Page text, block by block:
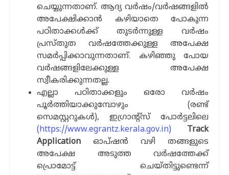
ചെയ്യുന്നതാണ്. ആദ്യ വര്‍ഷം/വര്‍ഷങ്ങളില്‍
അപേക്ഷിക്കാന്‍ കഴിയാതെ പോകുന്ന
പഠിതാക്കള്‍ക്ക് തുടര്‍ന്നുള്ള വര്‍ഷം
പ്രസ്തുത വര്‍ഷത്തേക്കുള്ള അപേക്ഷ
സമര്‍പ്പിക്കാവുന്നതാണ്. കഴിഞ്ഞു പോയ
വര്‍ഷങ്ങളിലേക്കുള്ള അപേക്ഷ
സ്വീകരിക്കുന്നതല്ല.
എല്ലാ പഠിതാക്കളും ഒരോ വര്‍ഷം
പൂര്‍ത്തിയാക്കുമ്പോഴും (രണ്ട്
സെമസ്റ്ററുകള്‍), ഇഗ്രാന്‍റ്സ് പോര്‍ട്ടലിലെ
(https://www.egrantz.kerala.gov.in) Track
Application ഓപ്ഷന്‍ വഴി തങ്ങളുടെ
അപേക്ഷ അടുത്ത വര്‍ഷത്തേക്ക്
പ്രൊമോട്ട് ചെയ്തിട്ടുണ്ടെന്ന്